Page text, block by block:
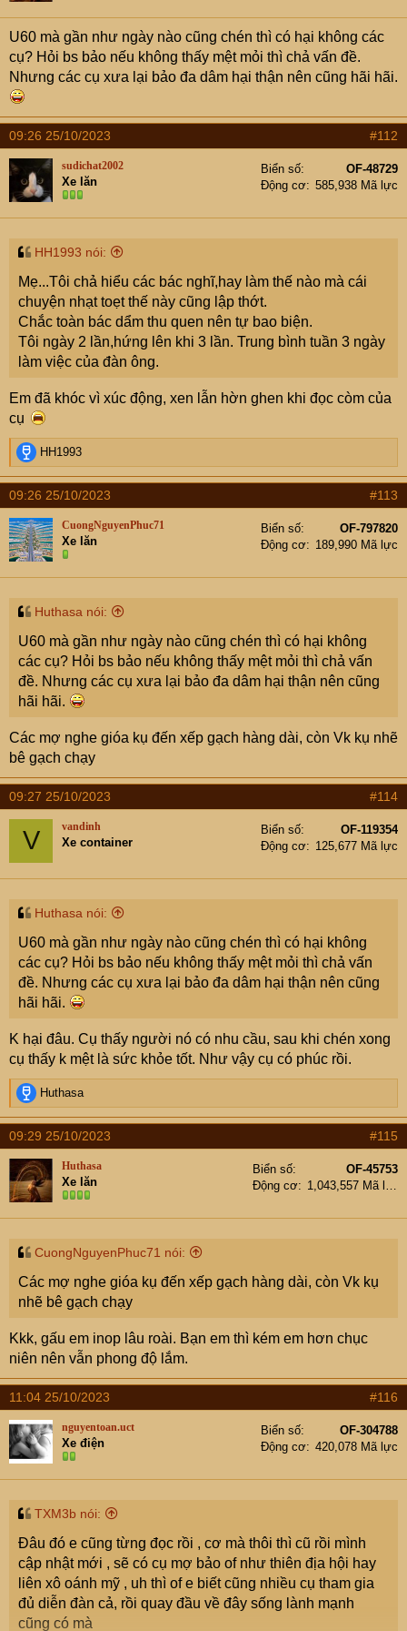
U60 mà gần như ngày nào cũng chén thì có hại không các
cụ? Hỏi bs bảo nếu không thấy mệt mỏi thì chả vấn đề.
Nhưng các cụ xưa lại bảo đa dâm hại thận nên cũng hãi hãi.
09:26 25/10/2023 #112
sudichat2002
Xe lăn
Biển số
OF-48729
Động cơ
585,938 Mã lực
HH1993 nói:
Mẹ...Tôi chả hiểu các bác nghĩ,hay làm thế nào mà cái
chuyện nhạt toẹt thế này cũng lập thớt.
Chắc toàn bác dẩm thu quen nên tự bao biện.
Tôi ngày 2 lần,hứng lên khi 3 lần. Trung bình tuần 3 ngày
làm việc của đàn ông.
Em đã khóc vì xúc động, xen lẫn hờn ghen khi đọc còm của
cụ
R
e
a
c
t
i
o
n
s
HH1993
09:26 25/10/2023 #113
CuongNguyenPhuc71
Xe lăn
Biển số
OF-797820
Động cơ
189,990 Mã lực
Huthasa nói:
U60 mà gần như ngày nào cũng chén thì có hại không
các cụ? Hỏi bs bảo nếu không thấy mệt mỏi thì chả vấn
đề. Nhưng các cụ xưa lại bảo đa dâm hại thận nên cũng
hãi hãi.
Các mợ nghe gióa kụ đến xếp gạch hàng dài, còn Vk kụ nhẽ
bê gạch chạy
09:27 25/10/2023 #114
V vandinh
Xe container
Biển số
OF-119354
Động cơ
125,677 Mã lực
Huthasa nói:
U60 mà gần như ngày nào cũng chén thì có hại không
các cụ? Hỏi bs bảo nếu không thấy mệt mỏi thì chả vấn
đề. Nhưng các cụ xưa lại bảo đa dâm hại thận nên cũng
hãi hãi.
K hại đâu. Cụ thấy người nó có nhu cầu, sau khi chén xong
cụ thấy k mệt là sức khỏe tốt. Như vậy cụ có phúc rồi.
R
e
a
c
t
i
o
n
s
Huthasa
09:29 25/10/2023 #115
Huthasa
Xe lăn
Biển số
OF-45753
Động cơ
CuongNguyenPhuc71 nói:
Các mợ nghe gióa kụ đến xếp gạch hàng dài, còn Vk kụ
nhẽ bê gạch chạy
Kkk, gấu em inop lâu roài. Bạn em thì kém em hơn chục
niên nên vẫn phong độ lắm.
11:04 25/10/2023 #116
nguyentoan.uct
Xe điện
Biển số
OF-304788
Động cơ
420,078 Mã lực
TXM3b nói:
Đâu đó e cũng từng đọc rồi , cơ mà thôi thì cũ rồi mình
cập nhật mới , sẽ có cụ mợ bảo of như thiên địa hội hay
liên xô oánh mỹ , uh thì of e biết cũng nhiều cụ tham gia
đủ diễn đàn cả, rồi quay đầu về đây sống lành mạnh
cũng có mà